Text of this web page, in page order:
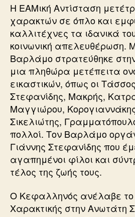
Η ΕΑΜική Αντίσταση
χαρακτών σε όπλο και
καλλιτέχνες τα ιδανικά
κοινωνική απελευθέρωση.
Βαρλάμο στρατεύθηκε
μια πληθώρα μετέπειτα
εικαστικών, όπως οι
Στεφανίδης, Μακρής,
Μαγγιώρου,
Σικελιώτης,
πολλοί. Τον Βαρλάμο
Γιάννης Στεφανίδης που
αγαπημένοι φίλοι και
τέλος της ζωής τους.
Ο Κεφαλληνός ανέλαβε το
Χαρακτικής στην Ανωτάτη